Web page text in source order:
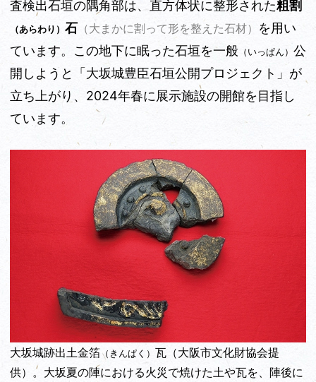
査検出石垣の隅角部は、直方体状に整形された粗割
（あらわり） 石 （大まかに割って形を整えた石材）
を用い
ています。この地下に眠った石垣を一般 （いっぱん） 公
開しようと「大坂城豊臣石垣公開プロジェクト」が
立ち上がり、2024年春に展示施設の開館を目指し
ています。
大坂城跡出土金箔（きんぱく） 瓦（大阪市文化財協会提
供）。大坂夏の陣における火災で焼けた土や瓦を、陣後に